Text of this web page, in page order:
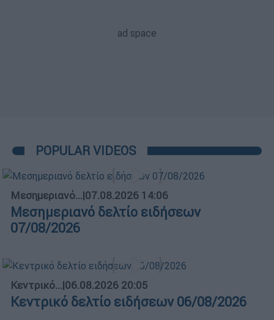
POPULAR VIDEOS
Μεσημεριανό...|07.08.2026 14:06
Μεσημεριανό δελτίο ειδήσεων
07/08/2026
Κεντρικό...|06.08.2026 20:05
Κεντρικό δελτίο ειδήσεων 06/08/2026